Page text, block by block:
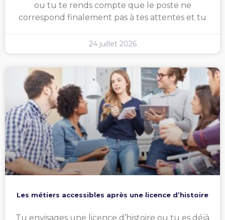
ou tu te rends compte que le poste ne
correspond finalement pas à tes attentes et tu
24 juillet 2026
Les métiers accessibles après une licence d’histoire
Tu envisages une licence d’histoire ou tu es déjà